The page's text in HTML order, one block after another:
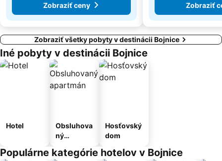
Zobraziť ceny
Zobraziť
Zobraziť všetky pobyty v destinácii Bojnice
Iné pobyty v destinácii Bojnice
Hotel
Obsluhova
ný
Hosťovský
dom
Populárne kategórie hotelov v Bojnice